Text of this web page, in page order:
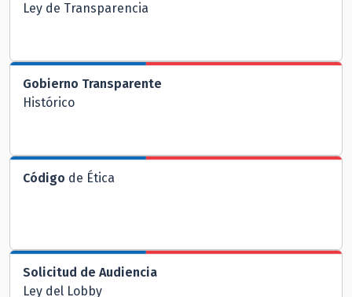
Ley de Transparencia
Gobierno Transparente
Histórico
Código de Ética
Solicitud de Audiencia
Ley del Lobby